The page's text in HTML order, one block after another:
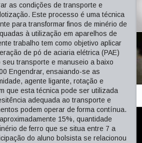
as condições de transporte e
Este processo é uma técnica
para transformar finos de minério de
à utilização em aparelhos de
trabalho tem como objetivo aplicar
de pó de aciaria elétrica (PAE)
transporte e manuseio a baixo
Engendrar, ensaiando-se as
agente ligante, rotação e
que esta técnica pode ser utilizada
adequada ao transporte e
podem operar de forma contínua.
15%, quantidade
de ferro que se situa entre 7 a
do aluno bolsista se relacionou